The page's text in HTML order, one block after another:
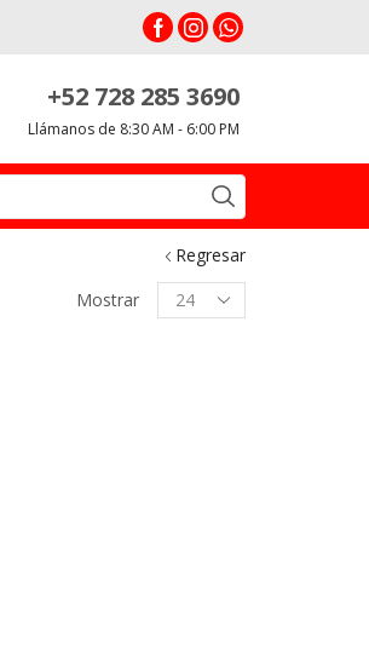
+52 728 285 3690
Llámanos de 8:30 AM - 6:00 PM
Regresar
Mostrar
Productos
per